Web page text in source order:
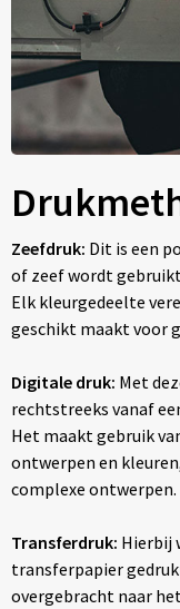
Zeefdruk: Dit is een
of zeef wordt
Elk kleurgedeelte
geschikt maakt voor
Digitale druk: Met
rechtstreeks vanaf
Het maakt gebruik
ontwerpen en
complexe ontwerpen.
Transferdruk: Hierbij
transferpapier
overgebracht naar